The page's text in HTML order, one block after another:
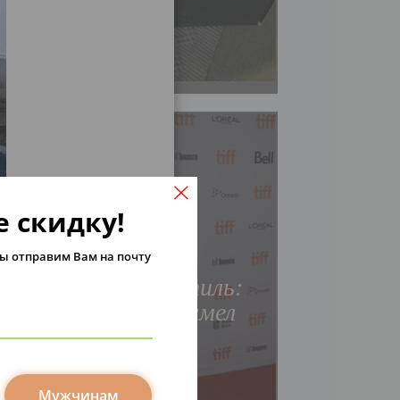
Мода
Звездный стиль:
Трэвис Фиммел
Читать
скидку!
отправим Вам на почту
Мужчинам